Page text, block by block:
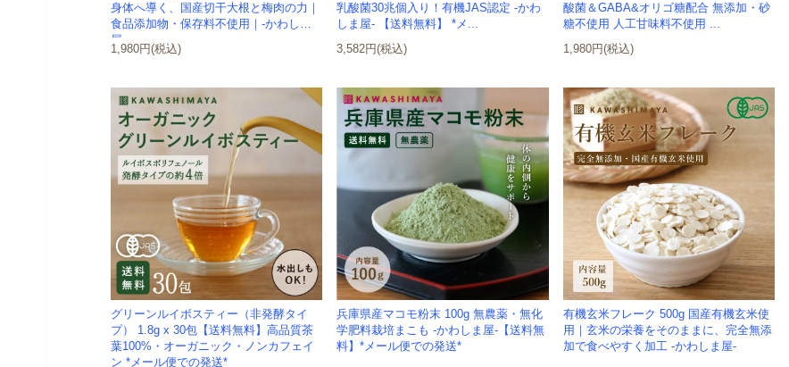
身体へ導く、国産切干大根と梅肉の力｜
食品添加物・保存料不使用｜-かわしま
屋-
1,980円(税込)
乳酸菌30兆個入り！有機JAS認定 -かわ
しま屋- 【送料無料】 *メ...
3,582円(税込)
酸菌＆GABA&オリゴ糖配合 無添加・砂
糖不使用 人工甘味料不使用 ...
1,980円(税込)
グリーンルイボスティー（非発酵タイ
プ） 1.8g x 30包【送料無料】高品質茶
葉100%・オーガニック・ノンカフェイ
ン *メール便での発送*
兵庫県産マコモ粉末 100g 無農薬・無化
学肥料栽培まこも -かわしま屋-【送料無
料】*メール便での発送*
有機玄米フレーク 500g 国産有機玄米使
用｜玄米の栄養をそのままに、完全無添
加で食べやすく加工 -かわしま屋-